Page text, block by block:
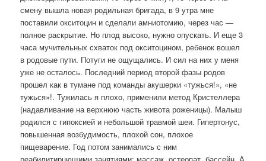
смену вышла новая родильная бригада, в 9 утра мне
поставили окситоцин и сделали амниотомию, через час —
полное раскрытие. Но плод высоко, нужно опускать. И еще 3
часа мучительных схваток под окситоцином, ребенок вошел
в родовые пути. Потуги не ощущались. И сил на них у меня
уже не осталось. Последний период второй фазы родов
прошел как в тумане под команды акушерки «тужься!», «не
тужься»!. Тужилась я плохо, применили метод Кристеллера
(надавливание на верхнюю часть живота роженицы). Малыш
родился с гипоксией и небольшой травмой шеи. Гипертонус,
повышенная возбудимость, плохой сон, плохое
пищеварение. Год потом занимались с ним